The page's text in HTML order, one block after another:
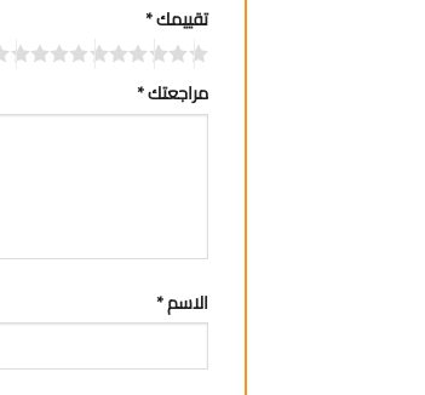
تقييمك*
مراجعتك*
الاسم*